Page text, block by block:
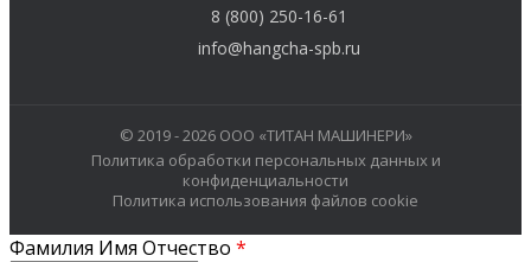
8 (800) 250-16-61
info@hangcha-spb.ru
© 2019 - 2026 ООО «ТИТАН МАШИНЕРИ»
Политика обработки персональных данных и
конфиденциальности
Политика использования файлов cookie
Фамилия Имя Отчество *